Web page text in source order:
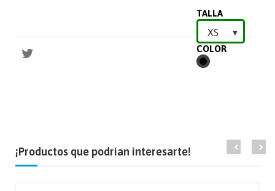
TALLA
COLOR
NEGRO
¡Productos que podrían interesarte!